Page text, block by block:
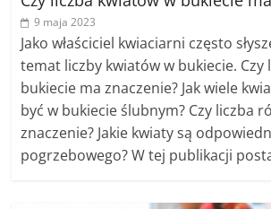
9 maja 2023
Jako właściciel kwiaciarni często
temat liczby kwiatów w bukiecie. Czy
bukiecie ma znaczenie? Jak wiele
być w bukiecie ślubnym? Czy liczba
znaczenie? Jakie kwiaty są
pogrzebowego? W tej publikacji